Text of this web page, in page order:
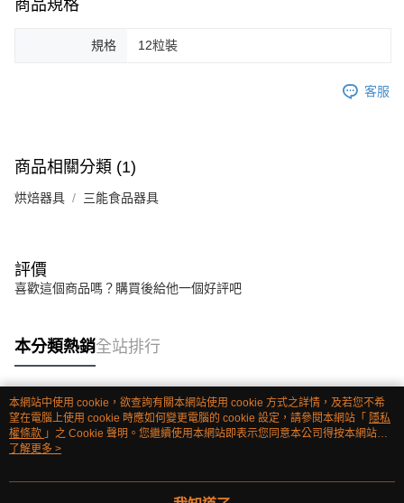
商品規格
規格 12粒裝
客服
商品相關分類 (1)
烘焙器具 三能食品器具
評價
喜歡這個商品嗎？購買後給他一個好評吧
本分類熱銷全站排行
熱門標籤
本網站中使用 cookie，欲查詢有關本網站使用 cookie 方式之詳情，及若您不希
望在電腦上使用 cookie 時應如何變更電腦的 cookie 設定，請參閱本網站「 隱私
權條款 」之 Cookie 聲明。您繼續使用本網站即表示您同意本公司得按本網站使
用條款之 Cookie 聲明使用 cookie。
了解更多 >